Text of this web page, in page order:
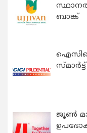
ബാങ്ക്
ജൂൺ